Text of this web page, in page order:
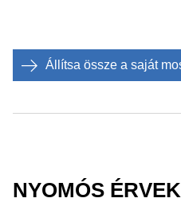
Állítsa össze a saját
NYOMÓS